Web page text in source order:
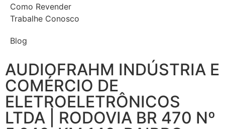
Como Revender
Trabalhe Conosco
Blog
AUDIOFRAHM INDÚSTRIA E
COMÉRCIO DE
ELETROELETRÔNICOS
LTDA | RODOVIA BR 470 Nº